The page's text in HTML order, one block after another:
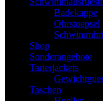
Badekappe
Ohrstoepsel
Shop
Sonderangebote
Tarierjackets
Taschen